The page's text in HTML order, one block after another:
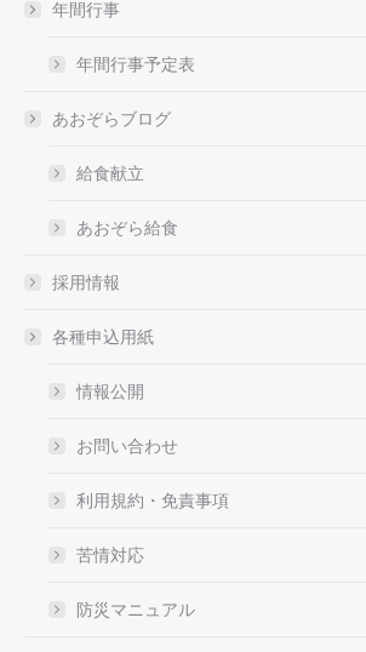
年間行事
年間行事予定表
あおぞらブログ
給食献立
あおぞら給食
採用情報
各種申込用紙
情報公開
お問い合わせ
利用規約・免責事項
苦情対応
防災マニュアル